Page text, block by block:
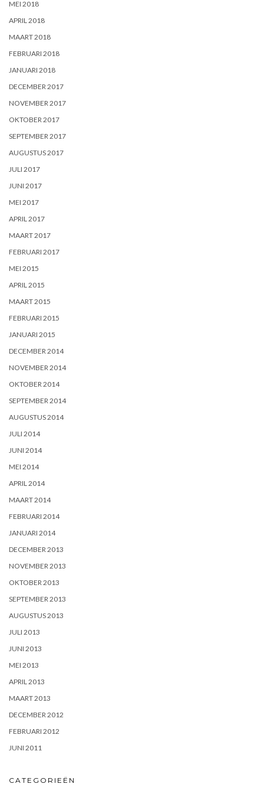
MEI 2018
APRIL 2018
MAART 2018
FEBRUARI 2018
JANUARI 2018
DECEMBER 2017
NOVEMBER 2017
OKTOBER 2017
SEPTEMBER 2017
AUGUSTUS 2017
JULI 2017
JUNI 2017
MEI 2017
APRIL 2017
MAART 2017
FEBRUARI 2017
MEI 2015
APRIL 2015
MAART 2015
FEBRUARI 2015
JANUARI 2015
DECEMBER 2014
NOVEMBER 2014
OKTOBER 2014
SEPTEMBER 2014
AUGUSTUS 2014
JULI 2014
JUNI 2014
MEI 2014
APRIL 2014
MAART 2014
FEBRUARI 2014
JANUARI 2014
DECEMBER 2013
NOVEMBER 2013
OKTOBER 2013
SEPTEMBER 2013
AUGUSTUS 2013
JULI 2013
JUNI 2013
MEI 2013
APRIL 2013
MAART 2013
DECEMBER 2012
FEBRUARI 2012
JUNI 2011
CATEGORIEËN